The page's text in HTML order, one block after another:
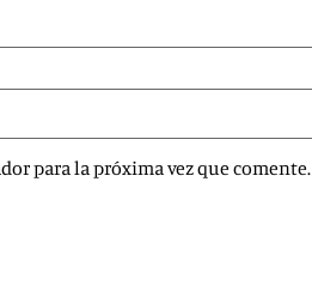
para la próxima vez que comente.